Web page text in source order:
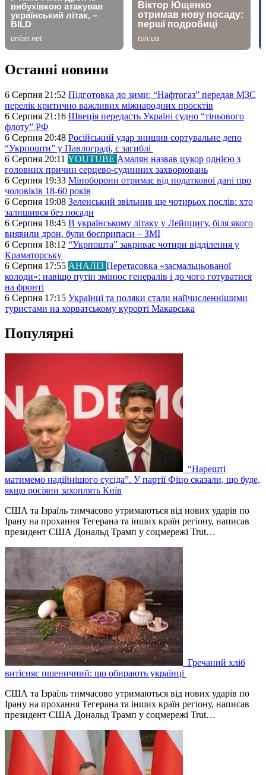
Останні новини
6 Серпня 21:52 Підготовка до зими: “Нафтогаз” передав МЗС
перелік критично важливих міжнародних проєктів
6 Серпня 21:16 Швеція передасть Україні судно “тіньового
флоту” РФ
6 Серпня 20:48 Російський удар знищив сортувальне депо
“Укрпошти” у Павлограді, є загиблі
6 Серпня 20:11 YOUTUBE Амалян назвав цукор однією з
головних причин серцево-судинних захворювань
6 Серпня 19:33 Міноборони отримає від податкової дані про
чоловіків 18-60 років
6 Серпня 19:08 Зеленський звільнив ще чотирьох послів: хто
залишився без посади
6 Серпня 18:45 В українському літаку у Лейпцигу, біля якого
виявили дрон, були боєприпаси – ЗМІ
6 Серпня 18:12 “Укрпошта” закриває чотири відділення у
Краматорську
6 Серпня 17:55 АНАЛІЗ Перетасовка «засмальцьованої
колоди»: навіщо путін змінює генералів і до чого готуватися
на фронті
6 Серпня 17:15 Українці та поляки стали найчисленнішими
туристами на хорватському курорті Макарська
Популярні
“Нарешті
матимемо надійнішого сусіда”. У партії Фіцо сказали, що буде,
якщо росіяни захоплять Київ
США та Ізраїль тимчасово утримаються від нових ударів по
Ірану на прохання Тегерана та інших країн регіону, написав
президент США Дональд Трамп у соцмережі Trut…
Гречаний хліб
витісняє пшеничний: що обирають українці
США та Ізраїль тимчасово утримаються від нових ударів по
Ірану на прохання Тегерана та інших країн регіону, написав
президент США Дональд Трамп у соцмережі Trut…